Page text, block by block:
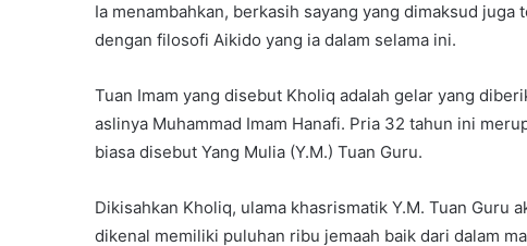
Ia menambahkan, berkasih sayang yang dimaksud
dengan filosofi Aikido yang ia dalam selama ini.
Tuan Imam yang disebut Kholiq adalah gelar yang
aslinya Muhammad Imam Hanafi. Pria 32 tahun ini
biasa disebut Yang Mulia (Y.M.) Tuan Guru.
Dikisahkan Kholiq, ulama khasrismatik Y.M. Tuan Guru
dikenal memiliki puluhan ribu jemaah baik dari dalam